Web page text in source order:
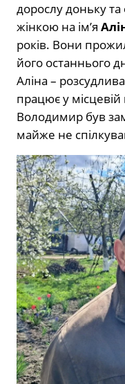
дорослу доньку та
жінкою на ім’я
років. Вони
його останнього
Аліна –
працює у
Володимир був
майже не